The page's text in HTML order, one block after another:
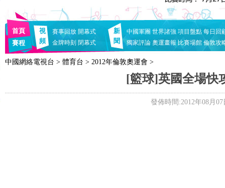
首頁
賽程
視
頻
賽事回放 開幕式
金牌時刻 閉幕式
新
聞
中國軍團 世界諸強 項目盤點 每日回
獨家評論 奧運畫報 比賽場館 倫敦攻
中國網絡電視台 > 體育台 > 2012年倫敦奧運會 >
[籃球]英國全場快
發佈時間:2012年08月